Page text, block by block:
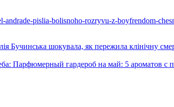
andrade-pislia-bolisnoho-rozryvu-z-boyfrendom-
Бучинська шокувала, як пережила клінічну
Парфюмерный гардероб на май: 5 ароматов с